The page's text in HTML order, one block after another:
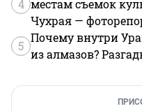
4 местам съемок
Чухрая —
5
Почему внутри
из алмазов?